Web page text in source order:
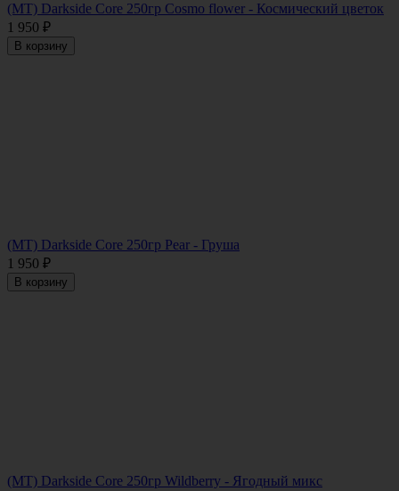
(MT) Darkside Core 250гр Cosmo flower - Космический цветок
1 950 ₽
В корзину
(MT) Darkside Core 250гр Pear - Груша
1 950 ₽
В корзину
(MT) Darkside Core 250гр Wildberry - Ягодный микс